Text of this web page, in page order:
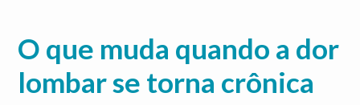
O que muda quando a dor
lombar se torna crônica